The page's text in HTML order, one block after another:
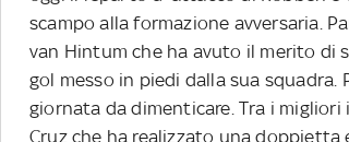
scampo alla formazione avversaria.
van Hintum che ha avuto il merito di
gol messo in piedi dalla sua
giornata da dimenticare. Tra i
Cruz che ha realizzato una doppietta